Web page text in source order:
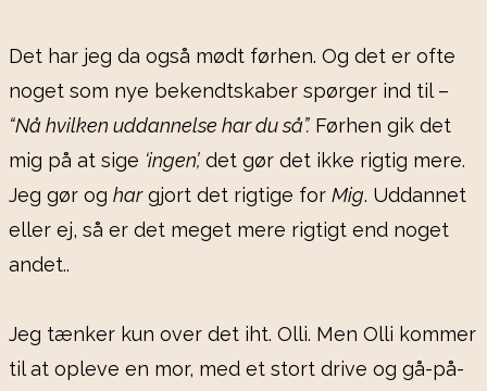
Det har jeg da også mødt førhen. Og det er ofte
noget som nye bekendtskaber spørger ind til –
“Nå hvilken uddannelse har du så”. Førhen gik det
mig på at sige ‘ingen’, det gør det ikke rigtig mere.
Jeg gør og hargjort det rigtige for Mig. Uddannet
eller ej, så er det meget mere rigtigt end noget
andet..
Jeg tænker kun over det iht. Olli. Men Olli kommer
til at opleve en mor, med et stort drive og gå-på-